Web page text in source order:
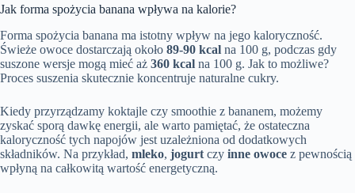
Jak forma spożycia banana wpływa na kalorie?
Forma spożycia banana ma istotny wpływ na jego kaloryczność.
Świeże owoce dostarczają około 89-90 kcal na 100 g, podczas gdy
suszone wersje mogą mieć aż 360 kcal na 100 g. Jak to możliwe?
Proces suszenia skutecznie koncentruje naturalne cukry.
Kiedy przyrządzamy koktajle czy smoothie z bananem, możemy
zyskać sporą dawkę energii, ale warto pamiętać, że ostateczna
kaloryczność tych napojów jest uzależniona od dodatkowych
składników. Na przykład, mleko, jogurt czy inne owoce z pewnością
wpłyną na całkowitą wartość energetyczną.